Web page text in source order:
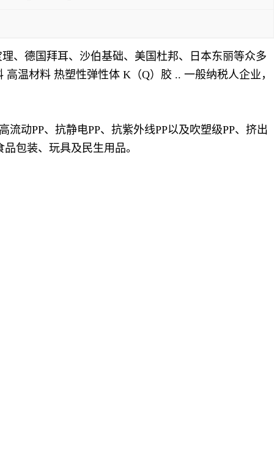
、德国拜耳、沙伯基础、美国杜邦、日本东丽等众多
高温材料 热塑性弹性体 K（Q）胶 .. 一般纳税人企业，
动PP、抗静电PP、抗紫外线PP以及吹塑级PP、挤出
包装、玩具及民生用品。